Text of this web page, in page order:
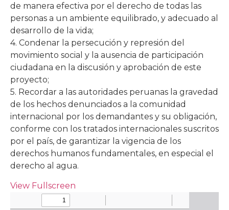
de manera efectiva por el derecho de todas las
personas a un ambiente equilibrado, y adecuado al
desarrollo de la vida;
4. Condenar la persecución y represión del
movimiento social y la ausencia de participación
ciudadana en la discusión y aprobación de este
proyecto;
5. Recordar a las autoridades peruanas la gravedad
de los hechos denunciados a la comunidad
internacional por los demandantes y su obligación,
conforme con los tratados internacionales suscritos
por el país, de garantizar la vigencia de los
derechos humanos fundamentales, en especial el
derecho al agua.
View Fullscreen